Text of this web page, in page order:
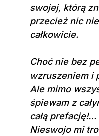
swojej, którą
przecież nic
całkowicie.
Choć nie bez
wzruszeniem i
Ale mimo
śpiewam z
całą prefację!…
Nieswojo mi